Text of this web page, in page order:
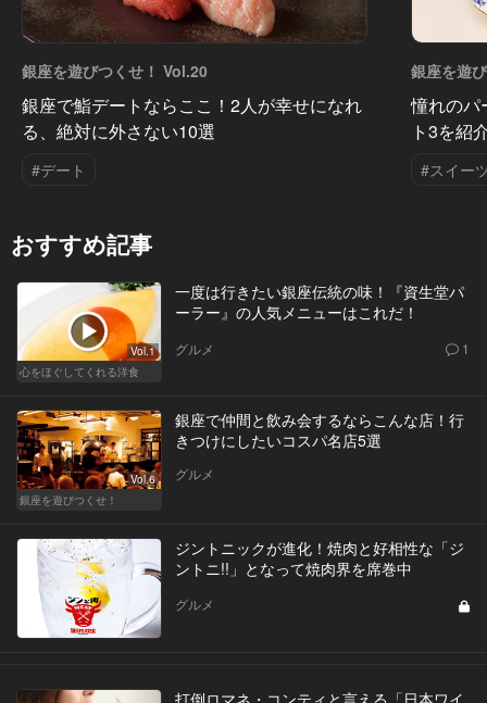
銀座を遊びつくせ！ Vol.20
銀座で鮨デートならここ！2人が幸せになれ
る、絶対に外さない10選
#デート
銀座を遊
憧れのパ
ト3を紹
#スイー
おすすめ記事
Vol.1
心をほぐしてくれる洋食
一度は行きたい銀座伝統の味！『資生堂パ
ーラー』の人気メニューはこれだ！
グルメ 1
Vol.6
銀座を遊びつくせ！
銀座で仲間と飲み会するならこんな店！行
きつけにしたいコスパ名店5選
グルメ
ジントニックが進化！焼肉と好相性な「ジ
ントニ!!」となって焼肉界を席巻中
グルメ